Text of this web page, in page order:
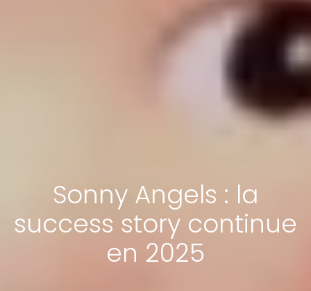
Sonny Angels : la
success story continue
en 2025